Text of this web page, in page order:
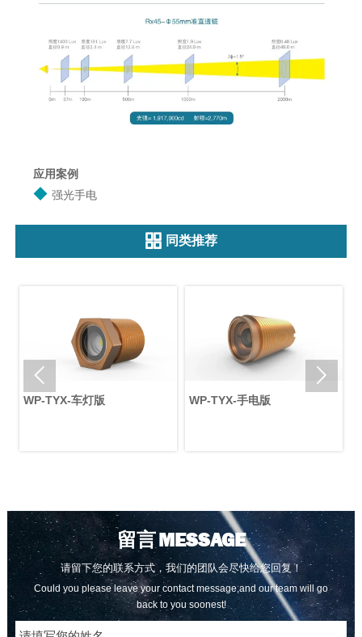
应用案例
◆ 强光手电
 同类推荐
WP-TYX-车灯版 WP-TYX-手电版
 
留言MESSAGE
请留下您的联系方式，我们的团队会尽快给您回复！
Could you please leave your contact message,and our team will go
back to you soonest!